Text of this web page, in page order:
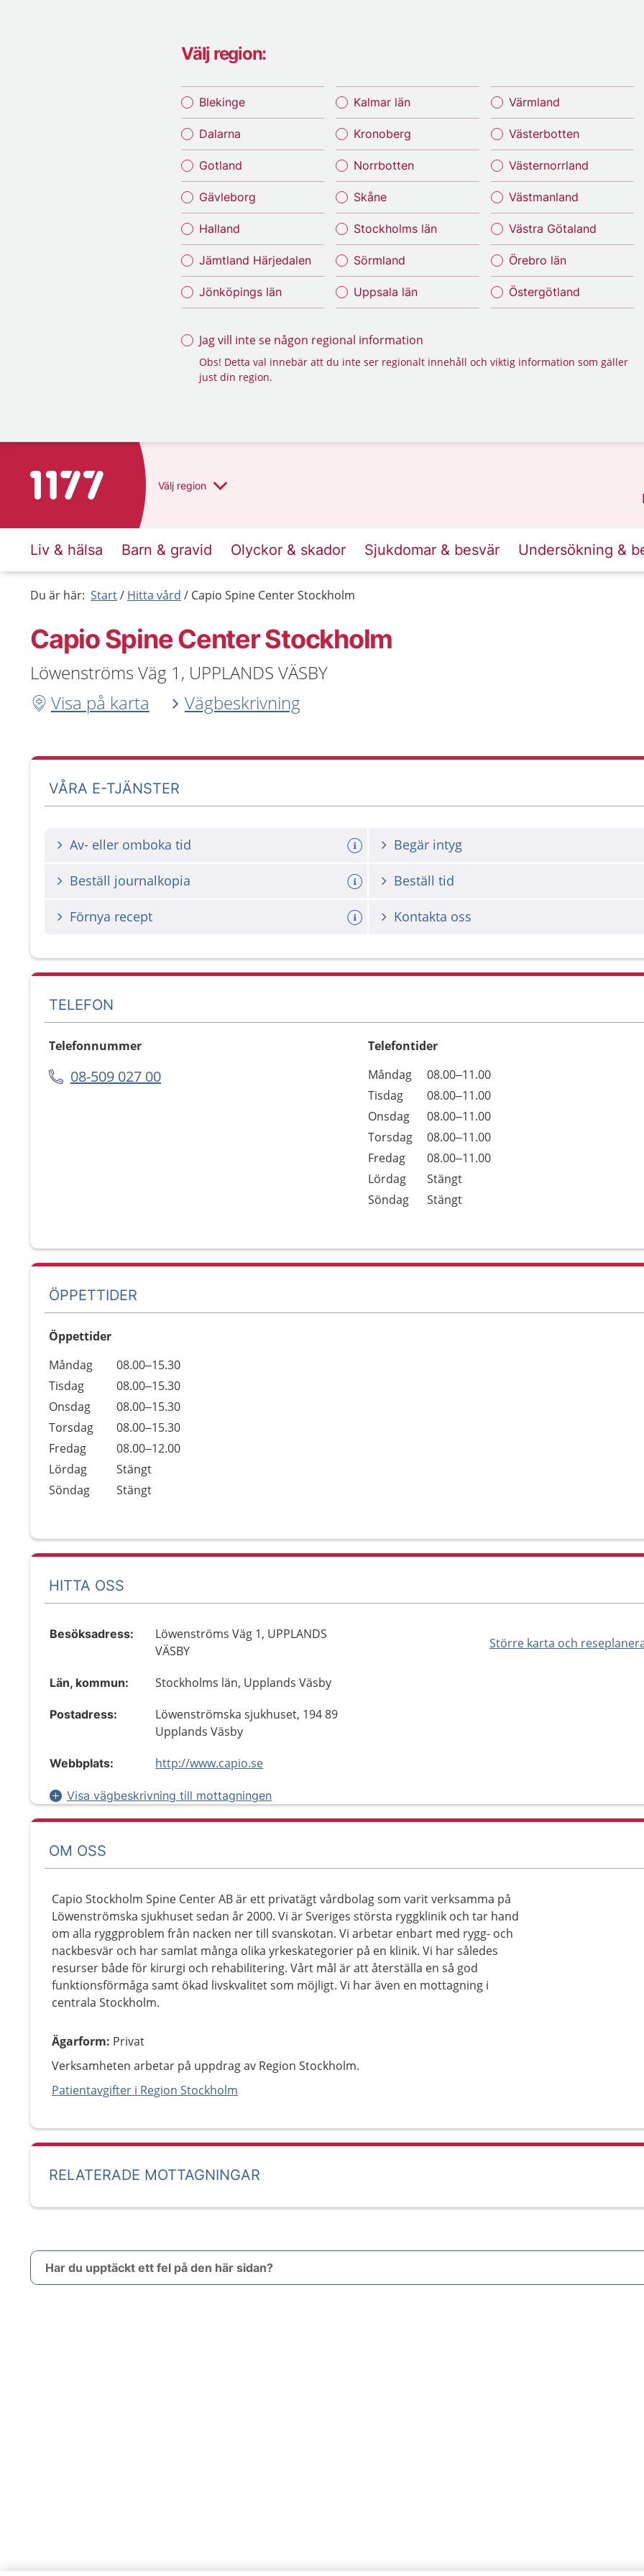
Välj region:
Blekinge
Dalarna
Gotland
Gävleborg
Halland
Jämtland Härjedalen
Jönköpings län
Kalmar län
Kronoberg
Norrbotten
Skåne
Stockholms län
Sörmland
Uppsala län
Värmland
Västerbotten
Västernorrland
Västmanland
Västra Götaland
Örebro län
Östergötland
Jag vill inte se någon regional information
Obs! Detta val innebär att du inte ser regionalt innehåll och viktig information som gäller
just din region.
Till startsidan för 1177 Välj region
Liv & hälsa Barn & gravid Olyckor & skador Sjukdomar & besvär Undersökning &
Du är här: Start Hitta vård Capio Spine Center Stockholm
Capio Spine Center Stockholm
Löwenströms Väg 1, UPPLANDS VÄSBY
Visa på karta
Vägbeskrivning
VÅRA E-TJÄNSTER
Av- eller omboka tid Begär intyg
Beställ journalkopia Beställ tid
Förnya recept Kontakta oss
TELEFON
Telefonnummer
08-509 027 00
Telefontider
Dag
Öppettider
Kommentarer
Måndag
08.00–11.00
Tisdag
08.00–11.00
Onsdag
08.00–11.00
Torsdag
08.00–11.00
Fredag
08.00–11.00
Lördag
Stängt
Söndag
Stängt
ÖPPETTIDER
Öppettider
Dag
Öppettider
Kommentarer
Måndag
08.00–15.30
Tisdag
08.00–15.30
Onsdag
08.00–15.30
Torsdag
08.00–15.30
Fredag
08.00–12.00
Lördag
Stängt
Söndag
Stängt
HITTA OSS
Större karta och
Besöksadress:
Löwenströms Väg 1, UPPLANDS
VÄSBY
Län, kommun: Stockholms län, Upplands Väsby
Postadress:
Löwenströmska sjukhuset, 194 89
Upplands Väsby
Webbplats: http://www.capio.se
Visa vägbeskrivning till mottagningen
OM OSS
Capio Stockholm Spine Center AB är ett privatägt vårdbolag som varit verksamma på
Löwenströmska sjukhuset sedan år 2000. Vi är Sveriges största ryggklinik och tar hand
om alla ryggproblem från nacken ner till svanskotan. Vi arbetar enbart med rygg- och
nackbesvär och har samlat många olika yrkeskategorier på en klinik. Vi har således
resurser både för kirurgi och rehabilitering. Vårt mål är att återställa en så god
funktionsförmåga samt ökad livskvalitet som möjligt. Vi har även en mottagning i
centrala Stockholm.
Ägarform: Privat
Verksamheten arbetar på uppdrag av Region Stockholm.
Patientavgifter i Region Stockholm
RELATERADE MOTTAGNINGAR
Har du upptäckt ett fel på den här sidan?